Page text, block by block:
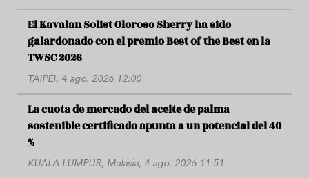
El Kavalan Solist Oloroso Sherry ha sido
galardonado con el premio Best of the Best en la
TWSC 2026
TAIPÉI, 4 ago. 2026 12:00
La cuota de mercado del aceite de palma
sostenible certificado apunta a un potencial del 40
%
KUALA LUMPUR, Malasia, 4 ago. 2026 11:51